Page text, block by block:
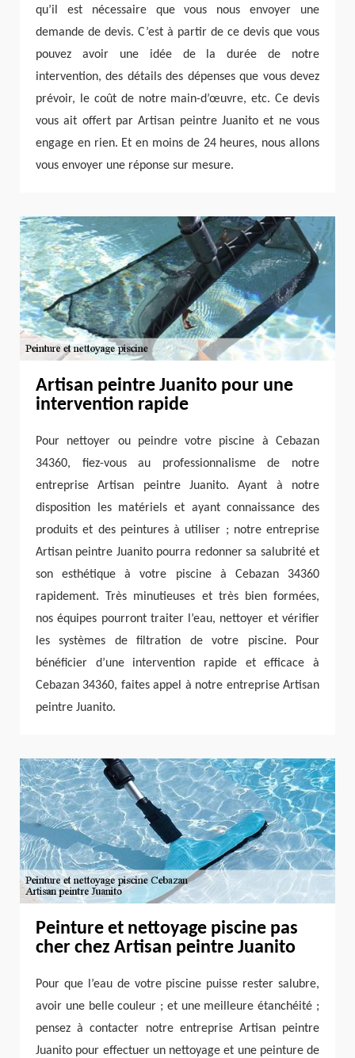
qu’il est nécessaire que vous nous envoyer une
demande de devis. C’est à partir de ce devis que vous
pouvez avoir une idée de la durée de notre
intervention, des détails des dépenses que vous devez
prévoir, le coût de notre main-d’œuvre, etc. Ce devis
vous ait offert par Artisan peintre Juanito et ne vous
engage en rien. Et en moins de 24 heures, nous allons
vous envoyer une réponse sur mesure.
Artisan peintre Juanito pour une
intervention rapide
Pour nettoyer ou peindre votre piscine à Cebazan
34360, fiez-vous au professionnalisme de notre
entreprise Artisan peintre Juanito. Ayant à notre
disposition les matériels et ayant connaissance des
produits et des peintures à utiliser ; notre entreprise
Artisan peintre Juanito pourra redonner sa salubrité et
son esthétique à votre piscine à Cebazan 34360
rapidement. Très minutieuses et très bien formées,
nos équipes pourront traiter l’eau, nettoyer et vérifier
les systèmes de filtration de votre piscine. Pour
bénéficier d’une intervention rapide et efficace à
Cebazan 34360, faites appel à notre entreprise Artisan
peintre Juanito.
Peinture et nettoyage piscine pas
cher chez Artisan peintre Juanito
Pour que l’eau de votre piscine puisse rester salubre,
avoir une belle couleur ; et une meilleure étanchéité ;
pensez à contacter notre entreprise Artisan peintre
Juanito pour effectuer un nettoyage et une peinture de